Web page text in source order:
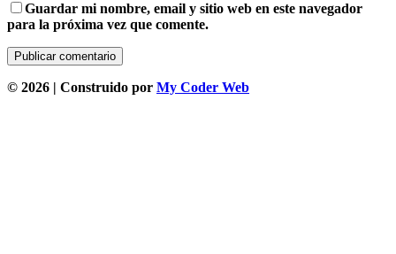
Guardar mi nombre, email y sitio web en este navegador
para la próxima vez que comente.
© 2026 | Construido por My Coder Web